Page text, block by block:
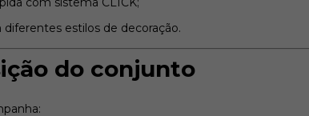
estilos de decoração.
do conjunto